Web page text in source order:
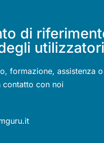
di
formazione, assistenza
contatto con noi